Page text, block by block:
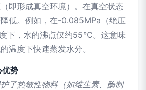
即形成真空环境）。在真空状态
低。例如，在-0.085MPa（绝压
下，水的沸点仅约55℃。这意味
温度下快速蒸发水分。
优势
了热敏性物料（如维生素、酶制